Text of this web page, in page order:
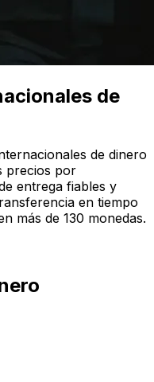
de
de dinero
precios por
entrega fiables y
en tiempo
más de 130 monedas.